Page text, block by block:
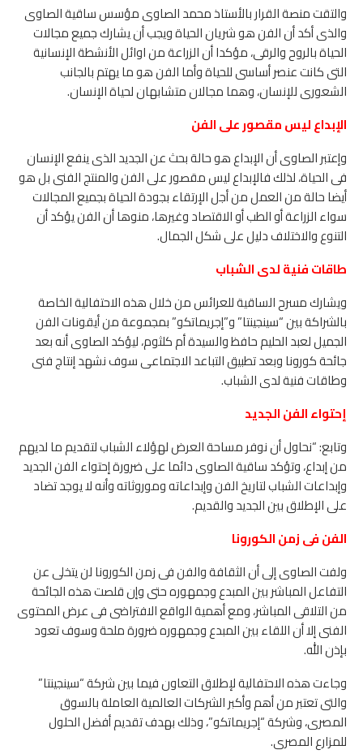
والتقت منصة القرار بالأستاذ محمد الصاوى مؤسس ساقية الصاوى
والذى أكد أن الفن هو شريان الحياة ويجب أن يشارك جميع مجالات
الحياة بالروح والرقى، مؤكدا أن الزراعة من اوائل الأنشطة الإنسانية
التى كانت عنصر أساسى للحياة وأما الفن هو ما يهتم بالجانب
الشعورى للإنسان، وهما مجالان متشابهان لحياة الإنسان.
الإبداع ليس مقصور على الفن
وإعتبر الصاوى أن الإبداع هو حالة بحث عن الجديد الذى ينفع الإنسان
فى الحياة، لذلك فالإبداع ليس مقصور على الفن والمنتج الفنى بل هو
أيضا حالة من العمل من أجل الإرتقاء بجودة الحياة بجميع المجالات
سواء الزراعة أو الطب أو الاقتصاد وغيرها، منوها أن الفن يؤكد أن
التنوع والاختلاف دليل على شكل الجمال.
طاقات فنية لدى الشباب
ويشارك مسرح الساقية للعرائس من خلال هذه الاحتفالية الخاصة
بالشراكة بين “سينجينتا” و”إجريماتكو” بمجموعة من أيقونات الفن
الجميل لعبد الحليم حافظ والسيدة أم كلثوم، ليؤكد الصاوى أنه بعد
جائحة كورونا وبعد تطبيق التباعد الاجتماعى سوف نشهد إنتاج فنى
وطاقات فنية لدى الشباب.
إحتواء الفن الجديد
وتابع: “نحاول أن نوفر مساحة العرض لهؤلاء الشباب لتقديم ما لديهم
من إبداع، وتؤكد ساقية الصاوى دائما على ضرورة إحتواء الفن الجديد
وإبداعات الشباب لتاريخ الفن وإبداعاته وموروثاته وأنه لا يوجد تضاد
على الإطلاق بين الجديد والقديم.
الفن فى زمن الكورونا
ولفت الصاوى إلى أن الثقافة والفن فى زمن الكورونا لن يتخلى عن
التفاعل المباشر بين المبدع وجمهوره حتى وإن قلصت هذه الجائحة
من التلاقى المباشر، ومع أهمية الواقع الافتراضى فى عرض المحتوى
الفنى إلا أن اللقاء بين المبدع وجمهوره ضرورة ملحة وسوف تعود
بإذن الله.
وجاءت هذه الاحتفالية لإطلاق التعاون فيما بين شركة “سينجينتا”
والتى تعتبر من أهم وأكبر الشركات العالمية العاملة بالسوق
المصرى، وشركة “إجريماتكو”، وذلك بهدف تقديم أفضل الحلول
للمزارع المصرى.